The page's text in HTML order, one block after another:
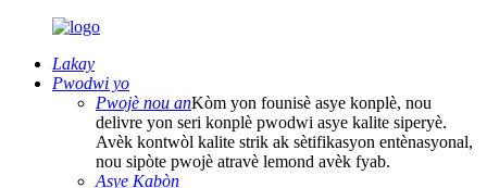
Lakay
Pwodwi yo
Pwojè nou anKòm yon founisè asye konplè, nou
delivre yon seri konplè pwodwi asye kalite siperyè.
Avèk kontwòl kalite strik ak sètifikasyon entènasyonal,
nou sipòte pwojè atravè lemond avèk fyab.
Asye Kabòn